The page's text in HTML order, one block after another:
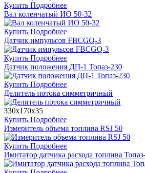
Купить Подробнее
Вал коленчатый ИО 50-32
Купить Подробнее
Датчик импульсов FBCGQ-3
Купить Подробнее
Датчик положения ДП-1 Топаз-230
Купить Подробнее
Делитель потока симметричный
330х170х35
Купить Подробнее
Измеритель объема топлива RSJ 50
Купить Подробнее
Имитатор датчика расхода топлива